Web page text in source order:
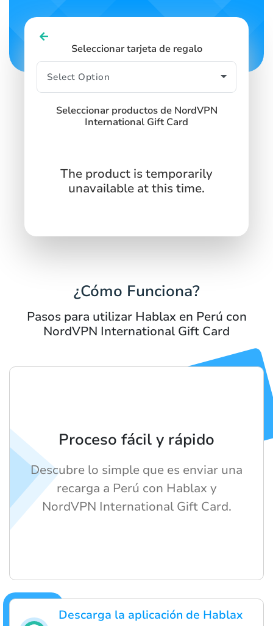
Seleccionar tarjeta de regalo
Seleccionar productos de NordVPN
International Gift Card
The product is temporarily
unavailable at this time.
¿Cómo Funciona?
Pasos para utilizar Hablax en Perú con
NordVPN International Gift Card
Descarga la aplicación de Hablax
Proceso fácil y rápido
Descubre lo simple que es enviar una
recarga a Perú con Hablax y
NordVPN International Gift Card.